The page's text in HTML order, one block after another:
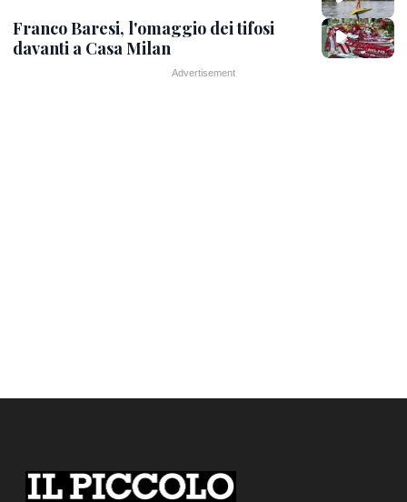
Franco Baresi, l'omaggio dei tifosi
davanti a Casa Milan